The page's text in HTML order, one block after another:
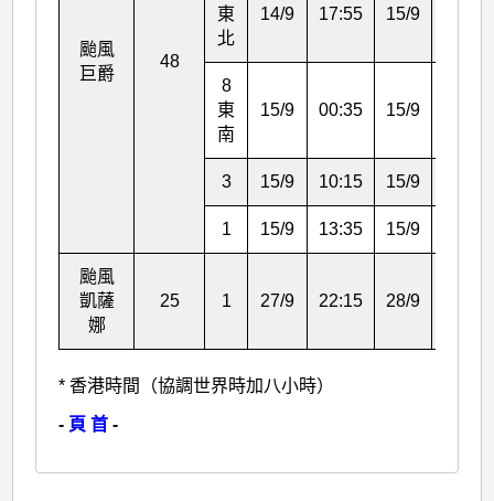
颱風
巨爵
48
東
北
14/9 17:55 15/9
8
東
南
15/9 00:35 15/9
3 15/9 10:15 15/9
1 15/9 13:35 15/9
颱風
凱薩
娜
25 1 27/9 22:15 28/9
* 香港時間（協調世界時加八小時）
- 頁 首 -